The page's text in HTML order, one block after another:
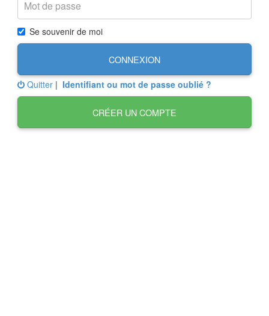
Se souvenir de moi
CONNEXION
Quitter | Identifiant ou mot de passe oublié ?
CRÉER UN COMPTE